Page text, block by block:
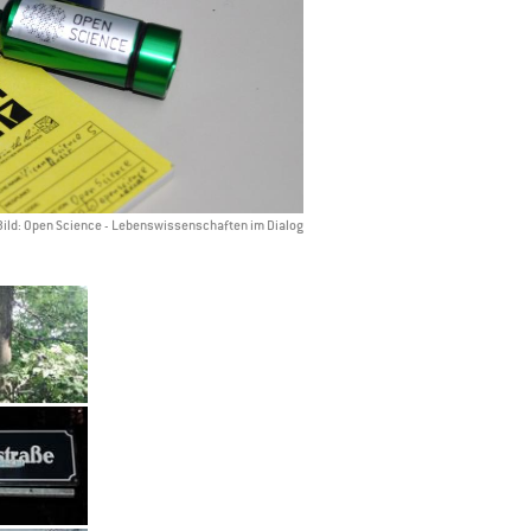
Open Science - Lebenswissenschaften im Dialog